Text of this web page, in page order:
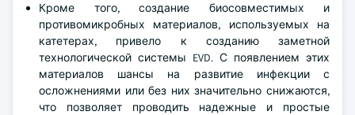
Кроме того, создание биосовместимых и
противомикробных материалов, используемых на
катетерах, привело к созданию заметной
технологической системы EVD. С появлением этих
материалов шансы на развитие инфекции с
осложнениями или без них значительно снижаются,
что позволяет проводить надежные и простые